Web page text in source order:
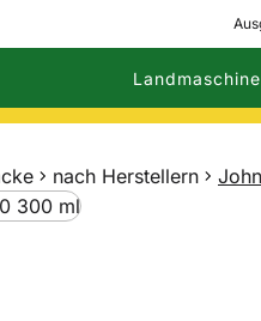
nach Herstellern